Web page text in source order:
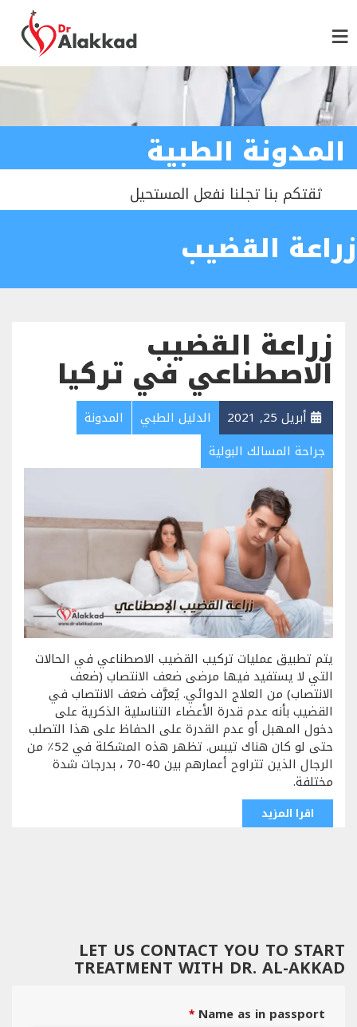
المدونة الطبية
ثقتكم بنا تجلنا نفعل المستحيل
زراعة القضيب
زراعة القضيب
الاصطناعي في تركيا
أبريل 25, 2021 الدليل الطبي
المدونة
جراحة المسالك البولية
يتم تطبيق عمليات تركيب القضيب الاصطناعي في الحالات
التي لا يستفيد فيها مرضى ضعف الانتصاب (ضعف
الانتصاب) من العلاج الدوائي. يُعرَّف ضعف الانتصاب في
القضيب بأنه عدم قدرة الأعضاء التناسلية الذكرية على
دخول المهبل أو عدم القدرة على الحفاظ على هذا التصلب
حتى لو كان هناك تيبس. تظهر هذه المشكلة في 52٪ من
الرجال الذين تتراوح أعمارهم بين 40-70 ، بدرجات شدة
مختلفة.
اقرا المزيد
LET US CONTACT YOU TO START
TREATMENT WITH DR. AL-AKKAD
Name as in passport
*